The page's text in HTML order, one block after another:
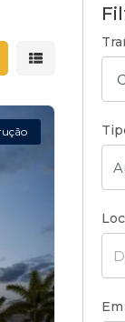
resultados
Mostrar